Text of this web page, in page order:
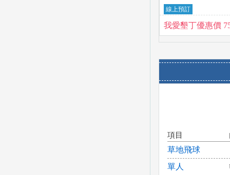
受穿越叢林的樂
線上預訂
我愛墾丁優惠價
項目
草地飛球
單人